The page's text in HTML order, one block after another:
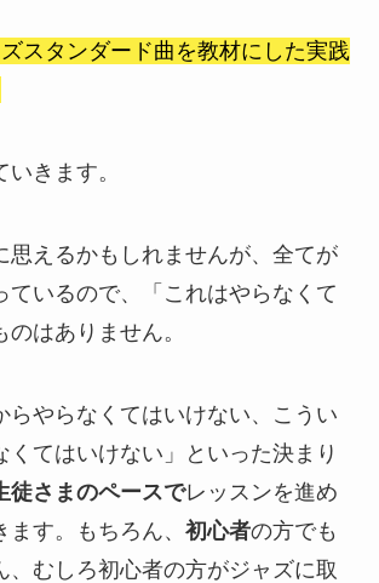
スタンダード曲を教材にした実践
きます。
思えるかもしれませんが、全てが
ているので、「これはやらなくて
はありません。
らやらなくてはいけない、こうい
くてはいけない」といった決まり
徒さまのペースでレッスンを進め
す。もちろん、 初心者の方でも
、むしろ初心者の方がジャズに取